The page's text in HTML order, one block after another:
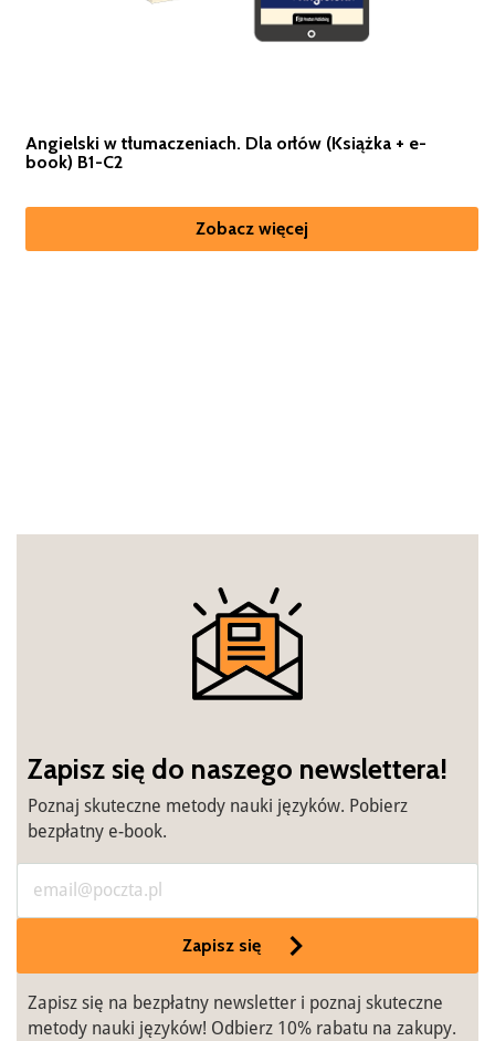
Angielski w tłumaczeniach. Dla orłów (Książka + e-
book) B1-C2
Zobacz więcej
Zapisz się do naszego newslettera!
Poznaj skuteczne metody nauki języków. Pobierz
bezpłatny e-book.
Zapisz się
Zapisz się na bezpłatny newsletter i poznaj skuteczne
metody nauki języków! Odbierz 10% rabatu na zakupy.